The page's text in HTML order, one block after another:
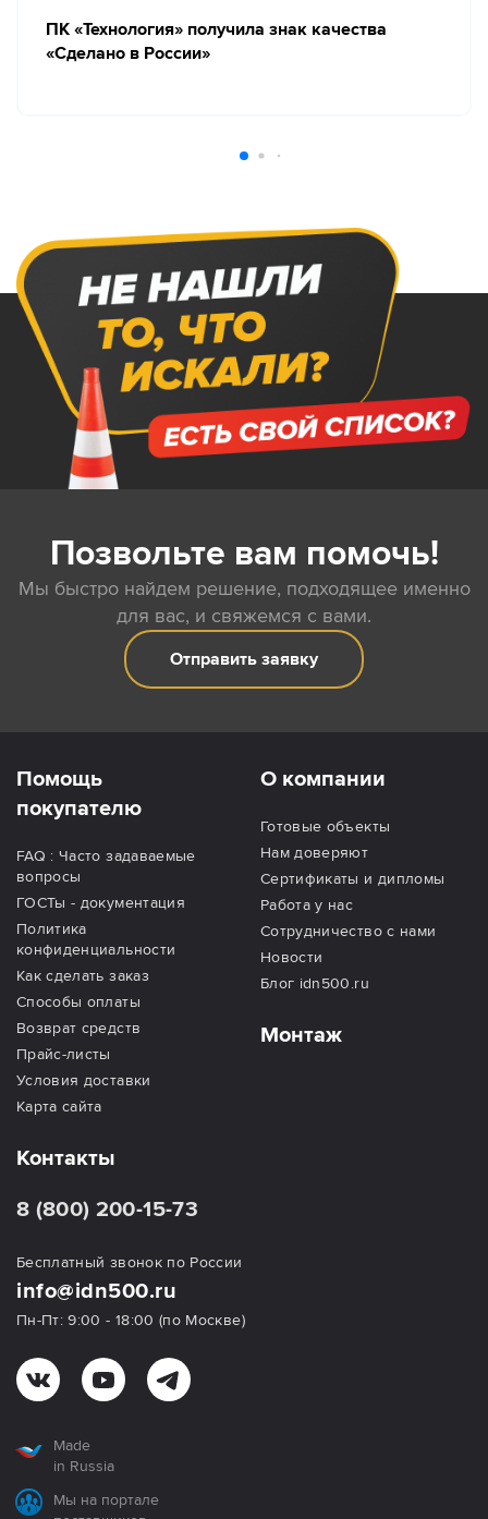
ПК «Технология» получила знак качества
«Сделано в России»
Позвольте вам помочь!
Мы быстро найдем решение, подходящее именно
для вас, и свяжемся с вами.
Отправить заявку
Помощь
покупателю
FAQ : Часто задаваемые
вопросы
ГОСТы - документация
Политика
конфиденциальности
Как сделать заказ
Способы оплаты
Возврат средств
Прайс-листы
Условия доставки
Карта сайта
О компании
Готовые объекты
Нам доверяют
Сертификаты и дипломы
Работа у нас
Сотрудничество с нами
Новости
Блог idn500.ru
Монтаж
Контакты
8 (800) 200-15-73
Бесплатный звонок по России
info@idn500.ru
Пн-Пт: 9:00 - 18:00 (по Москве)
Made
in Russia
Мы на портале